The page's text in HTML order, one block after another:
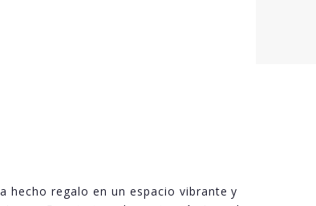
hecho regalo en un espacio vibrante y